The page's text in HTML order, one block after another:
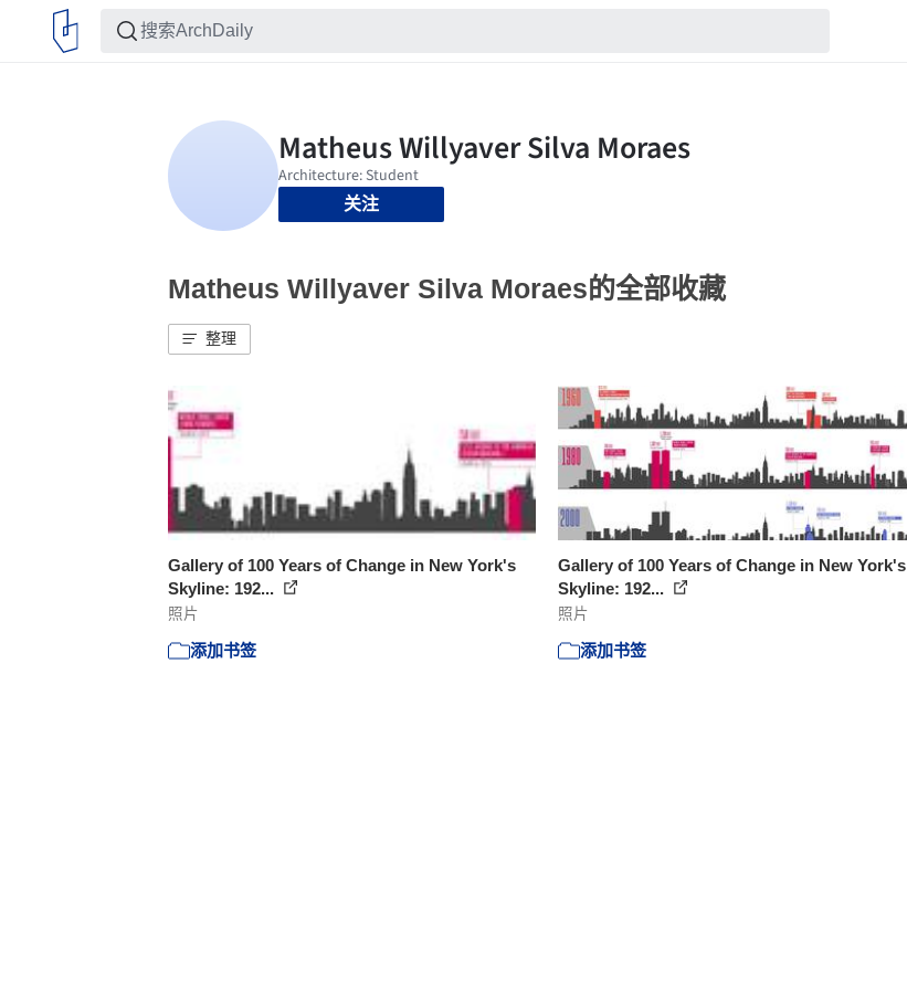
关注
Matheus Willyaver Silva Moraes的全部收藏
整理
Gallery of 100 Years of Change in New York's
Skyline: 192...
照片
添加书签
Gallery of 100 Years of Change in New York's
Skyline: 192...
照片
添加书签